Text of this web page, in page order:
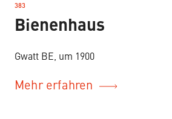
383
–
Bienenhaus
Gwatt BE, um 1900
Mehr erfahren